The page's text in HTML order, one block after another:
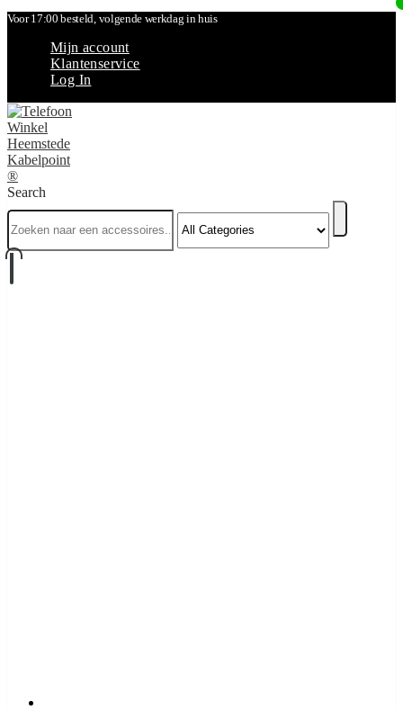
Voor 17:00 besteld, volgende werkdag in huis
Mijn account
Klantenservice
Log In
Search